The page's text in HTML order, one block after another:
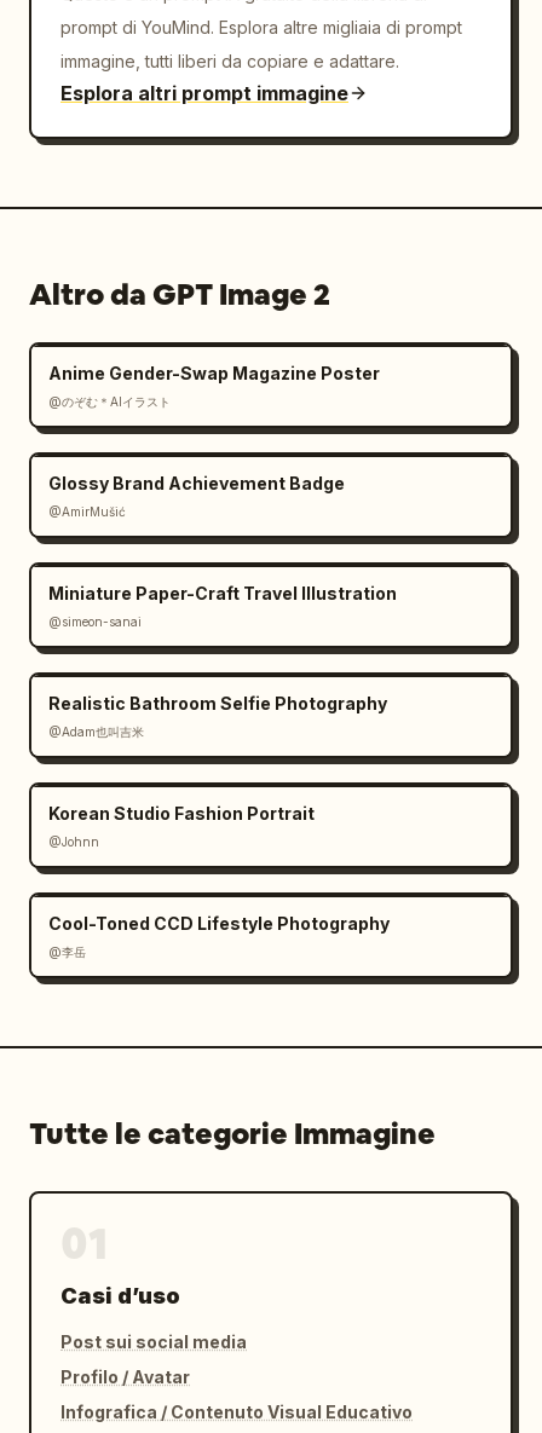
prompt di YouMind. Esplora altre migliaia di prompt
immagine, tutti liberi da copiare e adattare.
Esplora altri prompt immagine
Altro da GPT Image 2
Anime Gender-Swap Magazine Poster
@のぞむ＊AIイラスト
Glossy Brand Achievement Badge
@AmirMušić
Miniature Paper-Craft Travel Illustration
@simeon-sanai
Realistic Bathroom Selfie Photography
@Adam也叫吉米
Korean Studio Fashion Portrait
@Johnn
Cool-Toned CCD Lifestyle Photography
@李岳
Tutte le categorie Immagine
Casi d’uso
Post sui social media
Profilo / Avatar
Infografica / Contenuto Visual Educativo